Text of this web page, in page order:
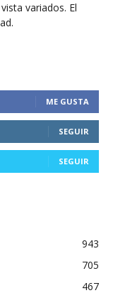
variados. El
ME GUSTA
SEGUIR
SEGUIR
943
705
467